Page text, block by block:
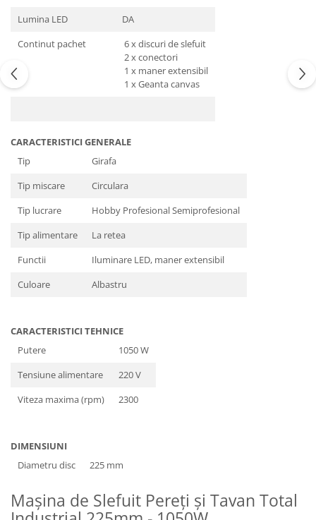
Lumina LED
DA
Continut pachet
6 x discuri de slefuit
2 x conectori
1 x maner extensibil
1 x Geanta canvas
CARACTERISTICI GENERALE
Tip
Girafa
Tip miscare
Circulara
Tip lucrare
Hobby Profesional Semiprofesional
Tip alimentare
La retea
Functii
Iluminare LED, maner extensibil
Culoare
Albastru
CARACTERISTICI TEHNICE
Putere
1050 W
Tensiune alimentare
220 V
Viteza maxima (rpm)
2300
DIMENSIUNI
Diametru disc
225 mm
Mașina de Slefuit Pereți și Tavan Total